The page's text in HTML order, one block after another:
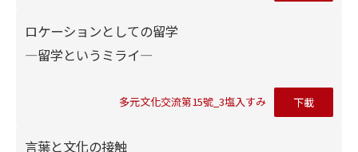
ロケーションとしての留学
―留学というミライ―
多元文化交流第15號_3塩入すみ 下載
言葉と文化の接触